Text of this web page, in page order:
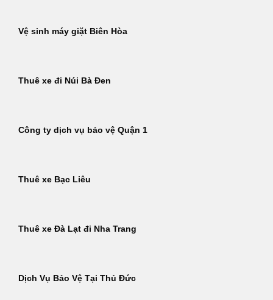
Vệ sinh máy giặt Biên Hòa
Thuê xe đi Núi Bà Đen
Công ty dịch vụ bảo vệ Quận 1
Thuê xe Bạc Liêu
Thuê xe Đà Lạt đi Nha Trang
Dịch Vụ Bảo Vệ Tại Thủ Đức